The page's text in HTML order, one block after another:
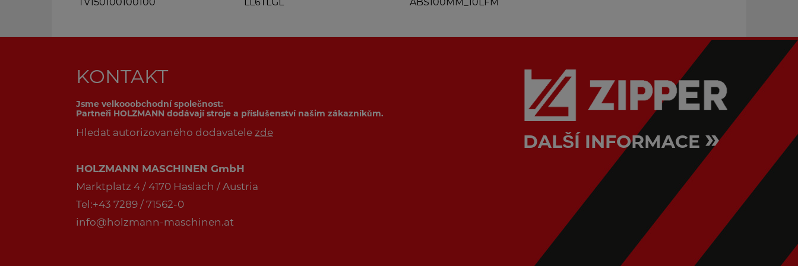
TV150100100100 LL6TLGL ABS100MM_10LFM
KONTAKT
Jsme velkooobchodní společnost:
Partneři HOLZMANN dodávají stroje a příslušenství našim zákazníkům.
Hledat autorizovaného dodavatele zde
HOLZMANN MASCHINEN GmbH
Marktplatz 4 / 4170 Haslach / Austria
Tel:+43 7289 / 71562-0
info@holzmann-maschinen.at
DALŠÍ INFORMACE »